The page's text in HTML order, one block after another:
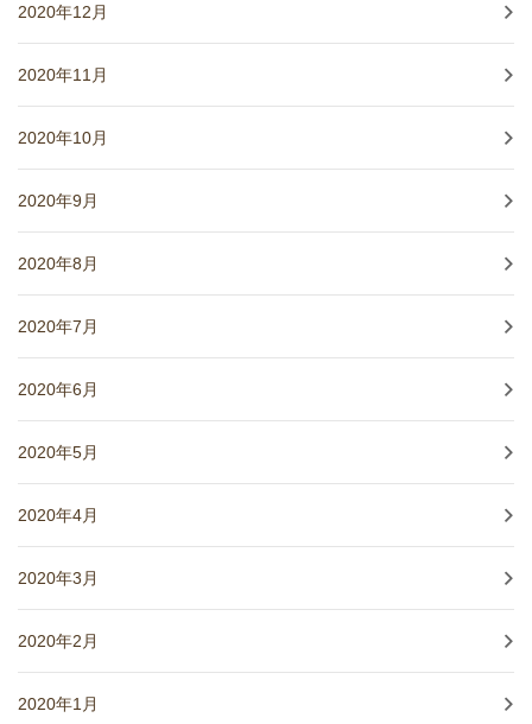
2020年12月
2020年11月
2020年10月
2020年9月
2020年8月
2020年7月
2020年6月
2020年5月
2020年4月
2020年3月
2020年2月
2020年1月